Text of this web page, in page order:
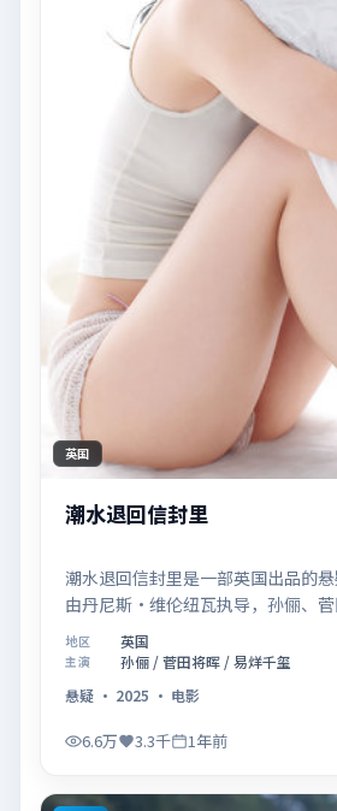
英国
潮水退回信封里
潮水退回信封里是一部英国出品的悬
由丹尼斯·维伦纽瓦执导，孙俪、
等联合主演，于2025年07月02日在
绕「记忆拼图里的真相碎片」展开叙
而富有张力，节奏起伏得当，人物弧
面调度强化了类型片的观感体验，亦
节空间，适合关注现实主义叙事与人
地区 英国
主演
孙俪 / 菅田将晖 / 易烊千玺
悬疑 · 2025 · 电影
6.6万 3.3千 1年前